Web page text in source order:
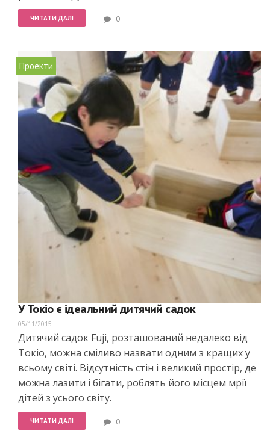
ЧИТАТИ ДАЛІ 0
Проекти
У Токіо є ідеальний дитячий садок
05/11/2015
Дитячий садок Fuji, розташований недалеко від
Токіо, можна сміливо назвати одним з кращих у
всьому світі. Відсутність стін і великий простір, де
можна лазити і бігати, роблять його місцем мрії
дітей з усього світу.
ЧИТАТИ ДАЛІ 0